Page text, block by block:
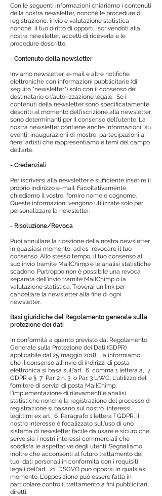
Con le seguenti informazioni chiariamo i contenuti
della nostra newsletter, nonché le procedure di
registrazione, invio e valutazione statistica
nonché il tuo diritto di opporti. Iscrivendoti alla
nostra newsletter, accetti di riceverla e le
procedure descritte.
- Contenuto della newsletter
Inviamo newsletter, e-mail e altre notifiche
elettroniche con informazioni pubblicitarie (di
seguito "newsletter") solo con il consenso del
destinatario o l'autorizzazione legale. Se i
contenuti della newsletter sono specificatamente
descritti al momento dell'iscrizione alla newsletter,
sono determinanti per il consenso dell'utente. La
nostra newsletter contiene anche informazioni su
eventi, inaugurazioni di mostre, partecipazioni a
fiere, artisti che rappresentiamo e temi del campo
dell'arte.
- Credenziali
Per iscriversi alla newsletter è sufficiente inserire il
proprio indirizzo e-mail. Facoltativamente,
chiediamo il vostro fornire nome e cognome.
Queste informazioni vengono utilizzate solo per
personalizzare la newsletter.
- Risoluzione/Revoca
Puoi annullare la ricezione della nostra newsletter
in qualsiasi momento, ad es revocare il tuo
consenso. Allo stesso tempo, il tuo consenso al
suo invio tramite MailChimp e le analisi statistiche
scadono. Purtroppo non è possibile una revoca
separata dell'invio tramite MailChimp o la
valutazione statistica. Troverai un link per
cancellare la newsletter alla fine di ogni
newsletter.
Basi giuridiche del Regolamento generale sulla
protezione dei dati
In conformità a quanto previsto dal Regolamento
Generale sulla Protezione dei Dati (GDPR)
applicabile dal 25 maggio 2018, La informiamo
che il consenso all'invio di indirizzi di posta
elettronica si basa sull'art. 6 comma 1 lettera a, 7
GDPR e § 7 Par. 2 n. 3, o Par. 3 UWG. L'utilizzo del
fornitore di servizi di posta MailChimp,
l'implementazione di rilevamenti e analisi
statistiche nonché la registrazione del processo di
registrazione si basano sul nostro interessi
legittimi ex art. 6 Paragrafo 1 lettera f GDPR. Il
nostro interesse è focalizzato sull'uso di uno
sistema di newsletter facile da usare e sicuro che
serve sia i nostri interessi commerciali che
soddisfa le aspettative degli utenti. Segnaliamo
inoltre che acconsenti al futuro trattamento dei
tuoi dati personali in conformità con i requisiti
legali dell'art. 21 DSGVO può opporsi in qualsiasi
momento. L'opposizione può essere fatta in
particolare contro il trattamento a fini pubblicitari
diretti.